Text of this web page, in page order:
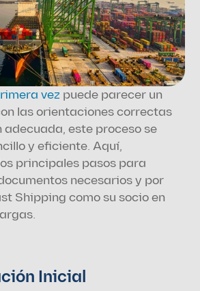
vez puede parecer un
las orientaciones correctas
este proceso se
y eficiente. Aquí,
principales pasos para
necesarios y por
Shipping como su socio en
Inicial